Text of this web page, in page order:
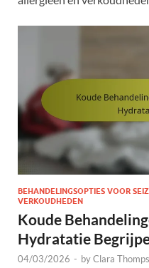
BEHANDELINGSOPTIES VOOR
VERKOUDHEDEN
Koude
Hydratatie
04/03/2026 - byClara